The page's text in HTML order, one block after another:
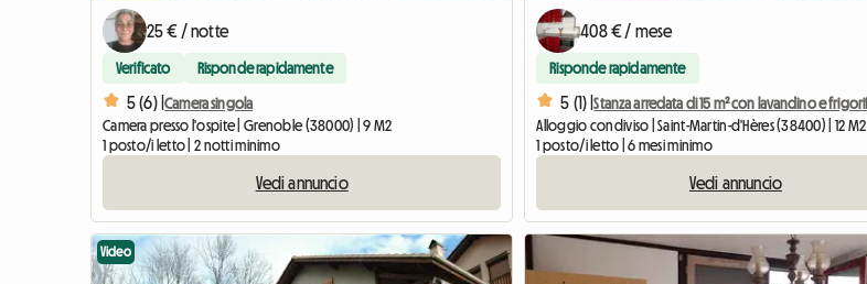
25 € / notte
Verificato Risponde rapidamente
5 (6) |Camera singola
Camera presso l'ospite | Grenoble (38000) | 9 M2
1 posto/i letto | 2 notti minimo
Vedi annuncio
408 € / mese
Risponde rapidamente
5 (1) |
Alloggio condiviso | Saint-Martin-d'Hères (38400) | 12 M2
1 posto/i letto | 6 mesi minimo
Vedi annuncio
Video